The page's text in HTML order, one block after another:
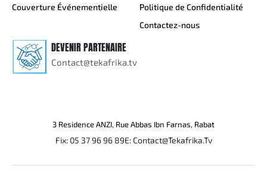
Couverture Événementielle
Politique de Confidentialité
Contactez-nous
DEVENIR PARTENAIRE
Contact@tekafrika.tv
3 Residence ANZI, Rue Abbas Ibn Farnas, Rabat
Fix: 05 37 96 96 89E: Contact@Tekafrika.Tv